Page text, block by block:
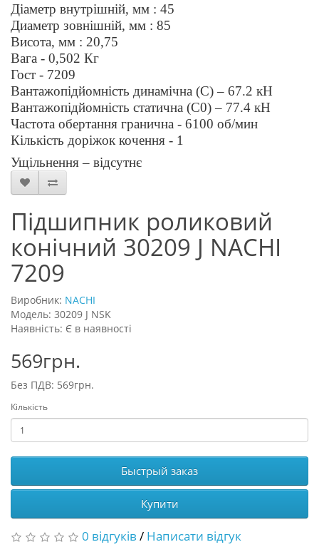
Діаметр внутрішній, мм : 45
Диаметр зовнішній, мм : 85
Висота, мм : 20,75
Вага - 0,502 Кг
Гост - 7209
Вантажопідйомність динамічна (C) – 67.2 кН
Вантажопідйомність статична (C0) – 77.4 кН
Частота обертання гранична - 6100 об/мин
Кількість доріжок кочення - 1
Ущільнення – відсутнє
Підшипник роликовий
конічний 30209 J NACHI
7209
Виробник: NACHI
Модель: 30209 J NSK
Наявність: Є в наявності
569грн.
Без ПДВ: 569грн.
Кількість
Быстрый заказ
Купити
0 відгуків / Написати відгук